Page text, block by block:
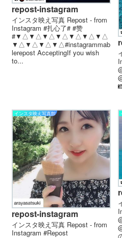
repost-instagram
インスタ映え写真 Repost - from
Instagram #扎心了# #赞
# ▼△▼△▼△▼△▼△▼△▼△
▼△▼△▼△▼△ #instagrammab
le repost Accepting If you wish
to...
インスタ映え写真館
repost-instagram
インスタ映え写真 Repost - from
Instagram #Repost